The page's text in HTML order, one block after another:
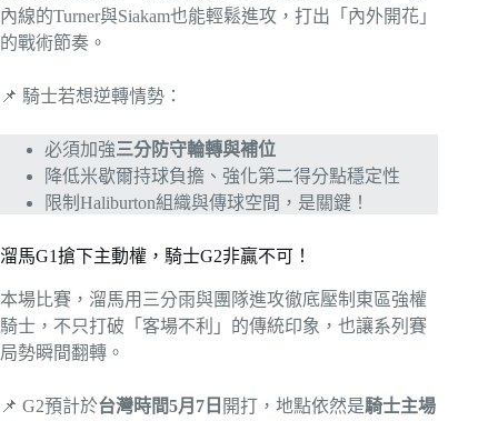
內線的Turner與Siakam也能輕鬆進攻，打出「內外開花」
的戰術節奏。
📌 騎士若想逆轉情勢：
必須加強三分防守輪轉與補位
降低米歇爾持球負擔、強化第二得分點穩定性
限制Haliburton組織與傳球空間，是關鍵！
溜馬G1搶下主動權，騎士G2非贏不可！
本場比賽，溜馬用三分雨與團隊進攻徹底壓制東區強權
騎士，不只打破「客場不利」的傳統印象，也讓系列賽
局勢瞬間翻轉。
📌 G2預計於台灣時間5月7日 開打，地點依然是騎士主場